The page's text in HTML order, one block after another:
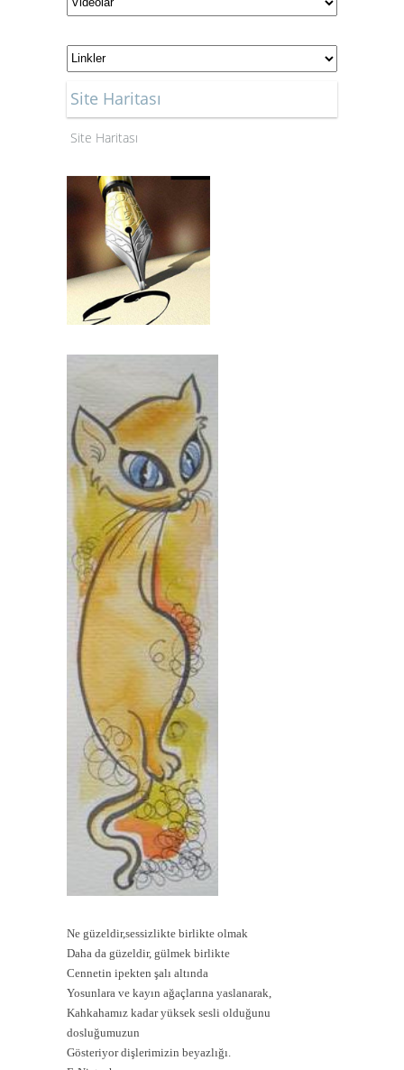
Site Haritası
Site Haritası
Ne güzeldir,sessizlikte birlikte olmak
Daha da güzeldir, gülmek birlikte
Cennetin ipekten şalı altında
Yosunlara ve kayın ağaçlarına yaslanarak,
Kahkahamız kadar yüksek sesli olduğunu
dosluğumuzun
Gösteriyor dişlerimizin beyazlığı.